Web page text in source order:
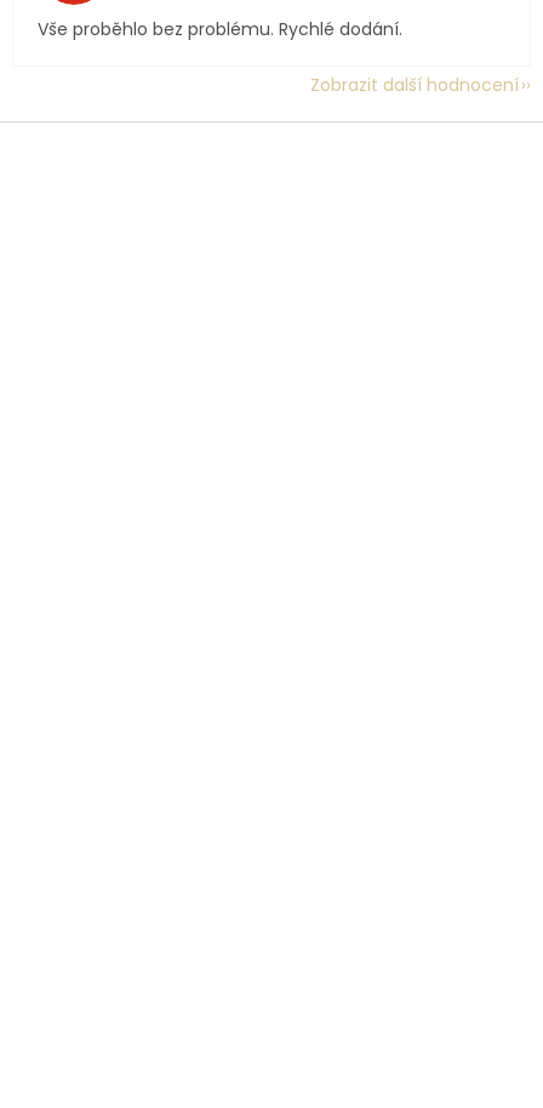
Vše proběhlo bez problému. Rychlé dodání.
Zobrazit další hodnocení